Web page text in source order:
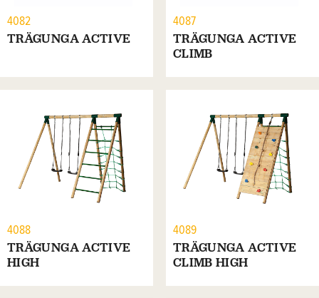
4082
TRÄGUNGA ACTIVE
4087
TRÄGUNGA ACTIVE
CLIMB
4088
TRÄGUNGA ACTIVE
HIGH
4089
TRÄGUNGA ACTIVE
CLIMB HIGH